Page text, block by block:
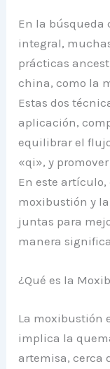
En la búsqueda
integral,
prácticas
china, como la
Estas dos
aplicación,
equilibrar el
«qi», y
En este
moxibustión y
juntas para
manera
¿Qué es la
La moxibustión
implica la
artemisa, cerca